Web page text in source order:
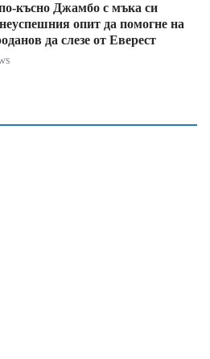
късно Джамбо с мъка си
опит да помогне на
да слезе от Еверест